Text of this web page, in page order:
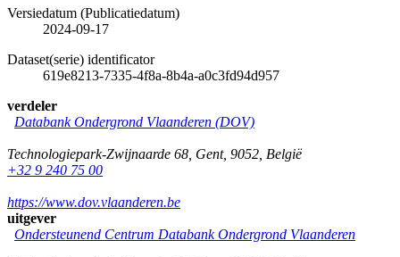
Versiedatum (Publicatiedatum)
2024-09-17
Dataset(serie) identificator
619e8213-7335-4f8a-8b4a-a0c3fd94d957
verdeler
Databank Ondergrond Vlaanderen (DOV)
Technologiepark-Zwijnaarde 68 Gent, 9052 België
+32 9 240 75 00
https://www.dov.vlaanderen.be
uitgever
Ondersteunend Centrum Databank Ondergrond Vlaanderen